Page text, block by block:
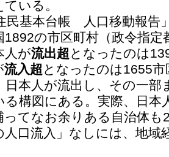
いる。
基本台帳 人口移動報告
1892の市区町村（政令指定
人が流出超 となったのは
流入超 となったのは1655
本人が流出し、その一部
る構図にある。実際、日本
ってなお余りある自治体も
人口流入」なしには、地域